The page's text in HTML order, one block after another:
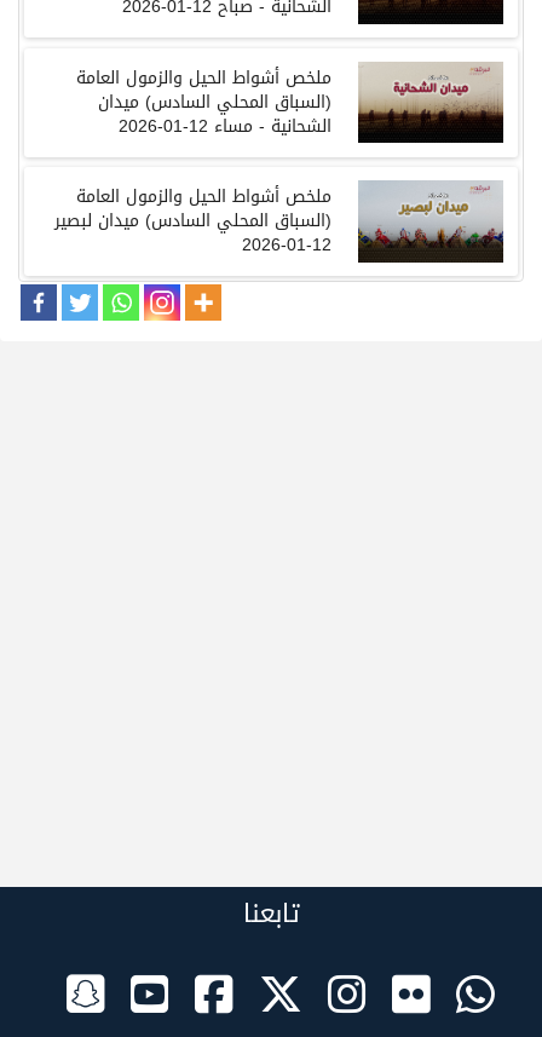
الشحانية - صباح 12-01-2026
ملخص أشواط الحيل والزمول العامة
(السباق المحلي السادس) ميدان
الشحانية - مساء 12-01-2026
ملخص أشواط الحيل والزمول العامة
(السباق المحلي السادس)ميدان لبصير
12-01-2026
تابعنا